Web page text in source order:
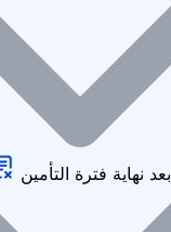
بعد نهاية فترة التأمين